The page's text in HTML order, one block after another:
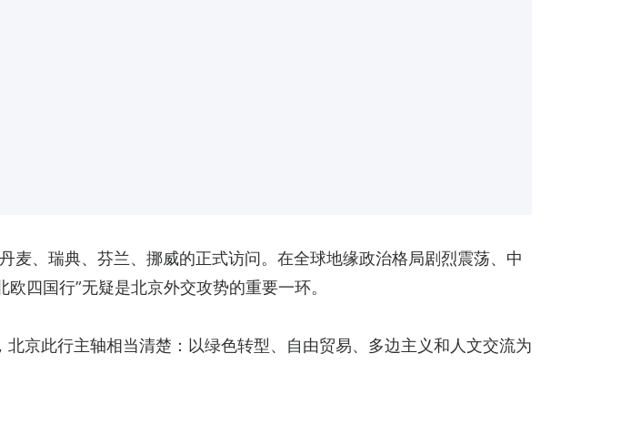
麦、瑞典、芬兰、挪威的正式访问。在全球地缘政治格局剧烈震荡、中
四国行”无疑是北京外交攻势的重要一环。
京此行主轴相当清楚：以绿色转型、自由贸易、多边主义和人文交流为